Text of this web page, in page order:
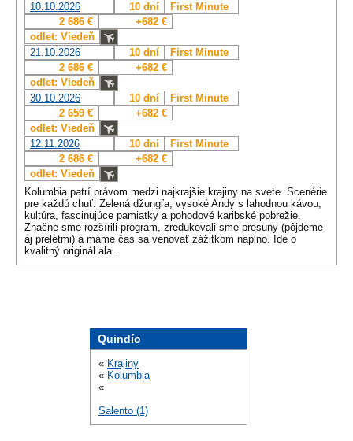
10.10.2026
10 dní
First Minute
2 686 €
+682 €
odlet: Viedeň
21.10.2026
10 dní
First Minute
2 686 €
+682 €
odlet: Viedeň
30.10.2026
10 dní
First Minute
2 659 €
+682 €
odlet: Viedeň
12.11.2026
10 dní
First Minute
2 686 €
+682 €
odlet: Viedeň
Kolumbia patrí právom medzi najkrajšie krajiny na svete. Scenérie
pre každú chuť. Zelená džungľa, vysoké Andy s lahodnou kávou,
kultúra, fascinujúce pamiatky a pohodové karibské pobrežie.
Značne sme rozšírili program, zredukovali sme presuny (pôjdeme
aj preletmi) a máme čas sa venovať zážitkom naplno. Ide o
kvalitný originál ala .
Quindío
« Krajiny
« Kolumbia
«
Salento (1)